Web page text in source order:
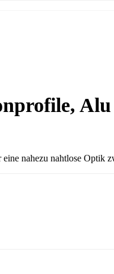
nahezu nahtlose Optik